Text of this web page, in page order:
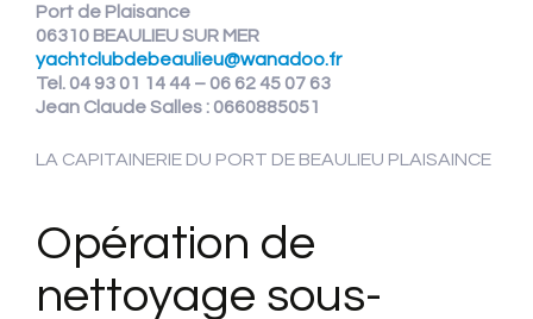
Port de Plaisance
06310 BEAULIEU SUR MER
yachtclubdebeaulieu@wanadoo.fr
Tel. 04 93 01 14 44 – 06 62 45 07 63
Jean Claude Salles : 0660885051
LA CAPITAINERIE DU PORT DE BEAULIEU PLAISAINCE
Opération de
nettoyage sous-